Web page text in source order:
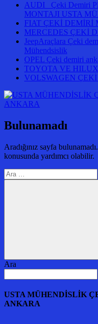
AUDI Çeki Demiri
MONTAJI USTA
FIAT ÇEKİ DEMİRİ
MERCEDES ÇEKİ
JeepAraçlara Çeki
Mühendsislik
OPEL Çeki demiri
TOYOTA VE
VOLSWAGEN
Bulunamadı
Aradığınız sayfa
konusunda yardımcı olabilir.
Arama:
Ara
Ara
USTA MÜHENDİSLİK
ANKARA